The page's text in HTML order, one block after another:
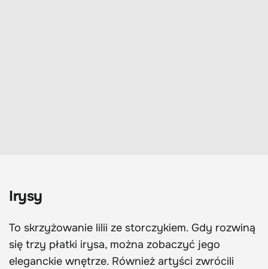
Irysy
To skrzyżowanie lilii ze storczykiem. Gdy rozwiną
się trzy płatki irysa, można zobaczyć jego
eleganckie wnętrze. Również artyści zwrócili